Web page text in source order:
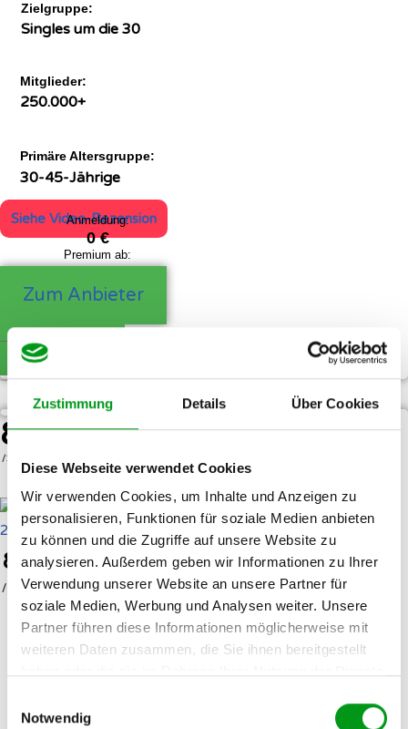
Zustimmung Details Über Cookies
Diese Webseite verwendet Cookies
Wir verwenden Cookies, um Inhalte und Anzeigen zu
personalisieren, Funktionen für soziale Medien anbieten
zu können und die Zugriffe auf unsere Website zu
analysieren. Außerdem geben wir Informationen zu Ihrer
Verwendung unserer Website an unsere Partner für
soziale Medien, Werbung und Analysen weiter. Unsere
Partner führen diese Informationen möglicherweise mit
weiteren Daten zusammen, die Sie ihnen bereitgestellt
Notwendig
Zielgruppe:
Singles um die 30
Mitglieder:
250.000+
Primäre Altersgruppe:
30-45-Jährige
Siehe Video-Rezension
Anmeldung:
0 €
Premium ab:
Zum Anbieter
Zum Anbieter
Mehr lesen
Siehe Video-Rezension
8.3
/10 Testbericht lesen ›
8.3
/10
Testbericht lesen ›
Zielgruppe:
Singles ab 50